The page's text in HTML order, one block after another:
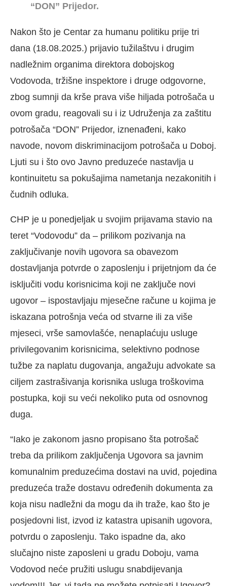
“DON” Prijedor.
Nakon što je Centar za humanu politiku prije tri
dana (18.08.2025.) prijavio tužilaštvu i drugim
nadležnim organima direktora dobojskog
Vodovoda, tržišne inspektore i druge odgovorne,
zbog sumnji da krše prava više hiljada potrošača u
ovom gradu, reagovali su i iz Udruženja za zaštitu
potrošača “DON” Prijedor, iznenađeni, kako
navode, novom diskriminacijom potrošača u Doboj.
Ljuti su i što ovo Javno preduzeće nastavlja u
kontinuitetu sa pokušajima nametanja nezakonitih i
čudnih odluka.
CHP je u ponedjeljak u svojim prijavama stavio na
teret “Vodovodu” da – prilikom pozivanja na
zaključivanje novih ugovora sa obavezom
dostavljanja potvrde o zaposlenju i prijetnjom da će
isključiti vodu korisnicima koji ne zaključe novi
ugovor – ispostavljaju mjesečne račune u kojima je
iskazana potrošnja veća od stvarne ili za više
mjeseci, vrše samovlašće, nenaplaćuju usluge
privilegovanim korisnicima, selektivno podnose
tužbe za naplatu dugovanja, angažuju advokate sa
ciljem zastrašivanja korisnika usluga troškovima
postupka, koji su veći nekoliko puta od osnovnog
duga.
“Iako je zakonom jasno propisano šta potrošač
treba da prilikom zaključenja Ugovora sa javnim
komunalnim preduzećima dostavi na uvid, pojedina
preduzeća traže dostavu određenih dokumenta za
koja nisu nadležni da mogu da ih traže, kao što je
posjedovni list, izvod iz katastra upisanih ugovora,
potvrdu o zaposlenju. Tako ispadne da, ako
slučajno niste zaposleni u gradu Doboju, vama
Vodovod neće pružiti uslugu snabdijevanja